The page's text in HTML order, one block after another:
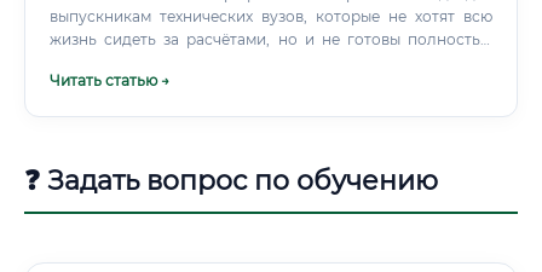
выпускникам технических вузов, которые не хотят всю
жизнь сидеть за расчётами, но и не готовы полностью
управленческим мышлением.
Читать статью →
❓ Задать вопрос по обучению